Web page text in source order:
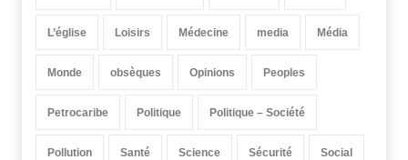
L’église Loisirs Médecine media Média
Monde obsèques Opinions Peoples
Petrocaribe Politique Politique – Société
Pollution Santé Science Sécurité Social